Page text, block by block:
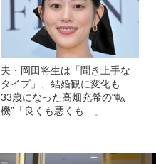
夫・岡田将生は「聞き上手な
タイプ」、結婚観に変化も…
33歳になった高畑充希の“転
機”「良くも悪くも…」